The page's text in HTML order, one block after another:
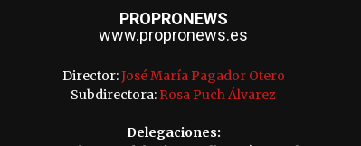
PROPRONEWS
www.propronews.es
Director:José María Pagador Otero
Subdirectora: Rosa Puch Álvarez
Delegaciones: